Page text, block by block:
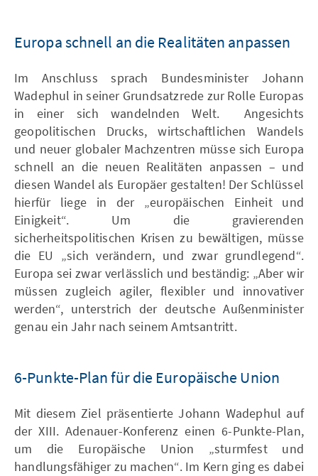
Europa schnell an die Realitäten anpassen
Im Anschluss sprach Bundesminister Johann
Wadephul in seiner Grundsatzrede zur Rolle Europas
in einer sich wandelnden Welt. Angesichts
geopolitischen Drucks, wirtschaftlichen Wandels
und neuer globaler Machzentren müsse sich Europa
schnell an die neuen Realitäten anpassen – und
diesen Wandel als Europäer gestalten! Der Schlüssel
hierfür liege in der „europäischen Einheit und
Einigkeit“. Um die gravierenden
sicherheitspolitischen Krisen zu bewältigen, müsse
die EU „sich verändern, und zwar grundlegend“.
Europa sei zwar verlässlich und beständig: „Aber wir
müssen zugleich agiler, flexibler und innovativer
werden“, unterstrich der deutsche Außenminister
genau ein Jahr nach seinem Amtsantritt.
6-Punkte-Plan für die Europäische Union
Mit diesem Ziel präsentierte Johann Wadephul auf
der XIII. Adenauer-Konferenz einen 6-Punkte-Plan,
um die Europäische Union „sturmfest und
handlungsfähiger zu machen“. Im Kern ging es dabei